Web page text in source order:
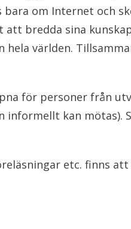
om Internet och
bredda sina
världen.
för personer från
kan
etc. finns